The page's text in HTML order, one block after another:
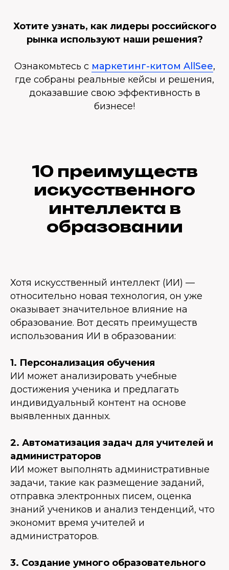
Хотите узнать, как лидеры российского
рынка используют наши решения?
Ознакомьтесь с маркетинг-китом AllSee,
где собраны реальные кейсы и решения,
доказавшие свою эффективность в
бизнесе!
10 преимуществ
искусственного
интеллекта в
образовании
Хотя искусственный интеллект (ИИ) —
относительно новая технология, он уже
оказывает значительное влияние на
образование. Вот десять преимуществ
использования ИИ в образовании:
1. Персонализация обучения
ИИ может анализировать учебные
достижения ученика и предлагать
индивидуальный контент на основе
выявленных данных.
2. Автоматизация задач для учителей и
администраторов
ИИ может выполнять административные
задачи, такие как размещение заданий,
отправка электронных писем, оценка
знаний учеников и анализ тенденций, что
экономит время учителей и
администраторов.
3. Создание умного образовательного